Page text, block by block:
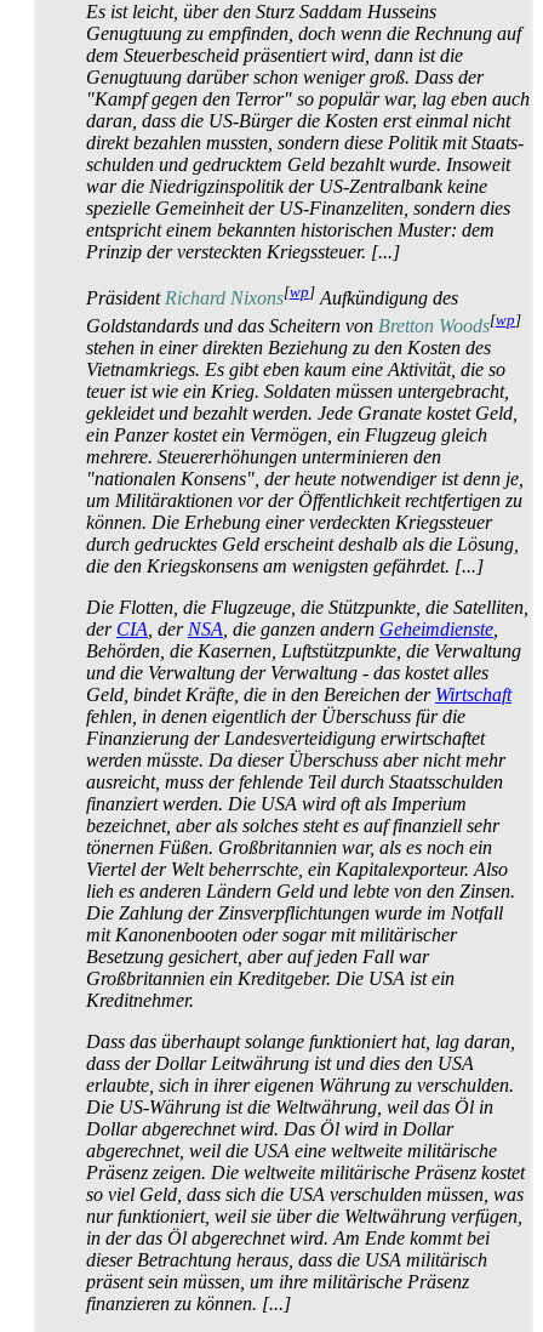
Es ist leicht, über den Sturz Saddam Husseins
Genugtuung zu empfinden, doch wenn die Rechnung auf
dem Steuerbescheid präsentiert wird, dann ist die
Genugtuung darüber schon weniger groß. Dass der
"Kampf gegen den Terror" so populär war, lag eben auch
daran, dass die US-Bürger die Kosten erst einmal nicht
direkt bezahlen mussten, sondern diese Politik mit Staats­
schulden und gedrucktem Geld bezahlt wurde. Insoweit
war die Niedrig­zins­politik der US-Zentralbank keine
spezielle Gemeinheit der US-Finanzeliten, sondern dies
entspricht einem bekannten historischen Muster: dem
Prinzip der versteckten Kriegssteuer. [...]
PräsidentRichard Nixons[wp] Aufkündigung des
Goldstandards und das Scheitern von Bretton Woods[wp]
stehen in einer direkten Beziehung zu den Kosten des
Vietnamkriegs. Es gibt eben kaum eine Aktivität, die so
teuer ist wie ein Krieg. Soldaten müssen untergebracht,
gekleidet und bezahlt werden. Jede Granate kostet Geld,
ein Panzer kostet ein Vermögen, ein Flugzeug gleich
mehrere. Steuer­erhöhungen unter­minieren den
"nationalen Konsens", der heute notwendiger ist denn je,
um Militär­aktionen vor der Öffentlichkeit rechtfertigen zu
können. Die Erhebung einer verdeckten Kriegssteuer
durch gedrucktes Geld erscheint deshalb als die Lösung,
die den Kriegskonsens am wenigsten gefährdet. [...]
Die Flotten, die Flugzeuge, die Stützpunkte, die Satelliten,
der CIA , der NSA , die ganzen andern Geheimdienste
Behörden, die Kasernen, Luftstütz­punkte, die Verwaltung
und die Verwaltung der Verwaltung - das kostet alles
Geld, bindet Kräfte, die in den Bereichen der Wirtschaft
fehlen, in denen eigentlich der Überschuss für die
Finanzierung der Landes­verteidigung erwirtschaftet
werden müsste. Da dieser Überschuss aber nicht mehr
ausreicht, muss der fehlende Teil durch Staatsschulden
finanziert werden. Die USA wird oft als Imperium
bezeichnet, aber als solches steht es auf finanziell sehr
tönernen Füßen. Großbritannien war, als es noch ein
Viertel der Welt beherrschte, ein Kapital­exporteur. Also
lieh es anderen Ländern Geld und lebte von den Zinsen.
Die Zahlung der Zins­ver­pflichtungen wurde im Notfall
mit Kanonen­booten oder sogar mit militärischer
Besetzung gesichert, aber auf jeden Fall war
Großbritannien ein Kreditgeber. Die USA ist ein
Kreditnehmer.
Dass das überhaupt solange funktioniert hat, lag daran,
dass der Dollar Leitwährung ist und dies den USA
erlaubte, sich in ihrer eigenen Währung zu verschulden.
Die US-Währung ist die Weltwährung, weil das Öl in
Dollar abgerechnet wird. Das Öl wird in Dollar
abgerechnet, weil die USA eine weltweite militärische
Präsenz zeigen. Die weltweite militärische Präsenz kostet
so viel Geld, dass sich die USA verschulden müssen, was
nur funktioniert, weil sie über die Welt­währung verfügen,
in der das Öl abgerechnet wird. Am Ende kommt bei
dieser Betrachtung heraus, dass die USA militärisch
präsent sein müssen, um ihre militärische Präsenz
finanzieren zu können. [...]